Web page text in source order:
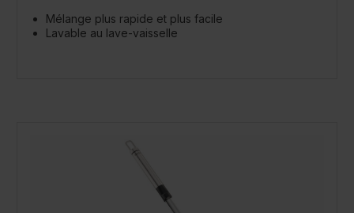
Mélange plus rapide et plus facile
Lavable au lave-vaisselle